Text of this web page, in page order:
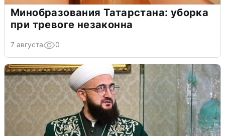
Минобразования Татарстана: уборка
при тревоге незаконна
7 августа 0